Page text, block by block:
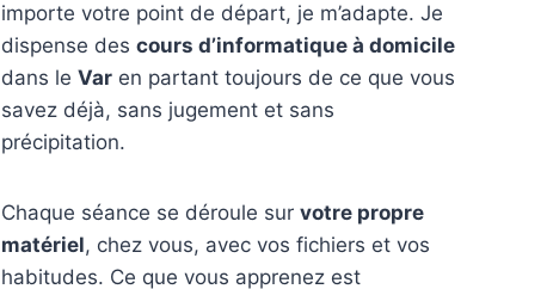
importe votre point de départ, je m’adapte. Je
dispense des cours d’informatique à domicile
dans le Varen partant toujours de ce que vous
savez déjà, sans jugement et sans
précipitation.
Chaque séance se déroule sur votre propre
matériel, chez vous, avec vos fichiers et vos
habitudes. Ce que vous apprenez est